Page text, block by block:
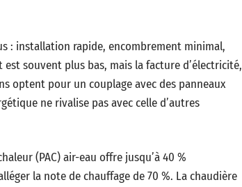
: installation rapide, encombrement minimal,
souvent plus bas, mais la facture d’électricité,
optent pour un couplage avec des panneaux
ne rivalise pas avec celle d’autres
(PAC) air-eau offre jusqu’à 40 %
la note de chauffage de 70 %. La chaudière